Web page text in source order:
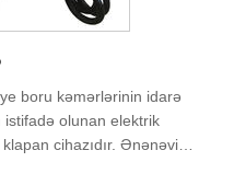
boru kəmərlərinin idarə
olunan elektrik
cihazıdır. Ənənəvi əl
elektrik top klapanları